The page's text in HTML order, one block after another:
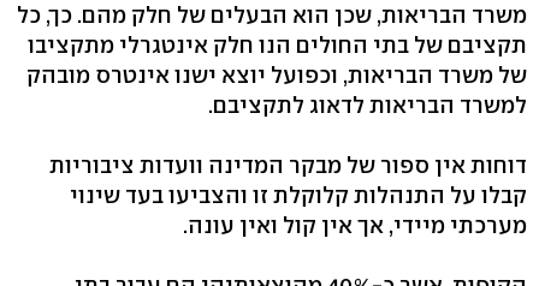
משרד הבריאות, שכן הוא הבעלים של חלק מהם. כך, כל
תקציבם של בתי החולים הנו חלק אינטגרלי מתקציבו
של משרד הבריאות, וכפועל יוצא ישנו אינטרס מובהק
למשרד הבריאות לדאוג לתקציבם.
דוחות אין ספור של מבקר המדינה וועדות ציבוריות
קבלו על התנהלות קלוקלת זו והצביעו בעד שינוי
מערכתי מיידי, אך אין קול ואין עונה.